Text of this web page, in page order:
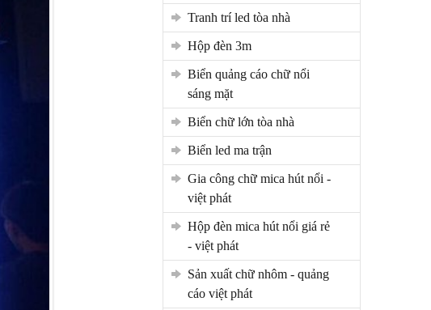
tranh trí led tòa nhà
hộp đèn 3m
biển quảng cáo chữ nổi
sáng mặt
biển chữ lớn tòa nhà
biển led ma trận
gia công chữ mica hút nổi -
việt phát
hộp đèn mica hút nổi giá rẻ
- việt phát
sản xuất chữ nhôm - quảng
cáo việt phát